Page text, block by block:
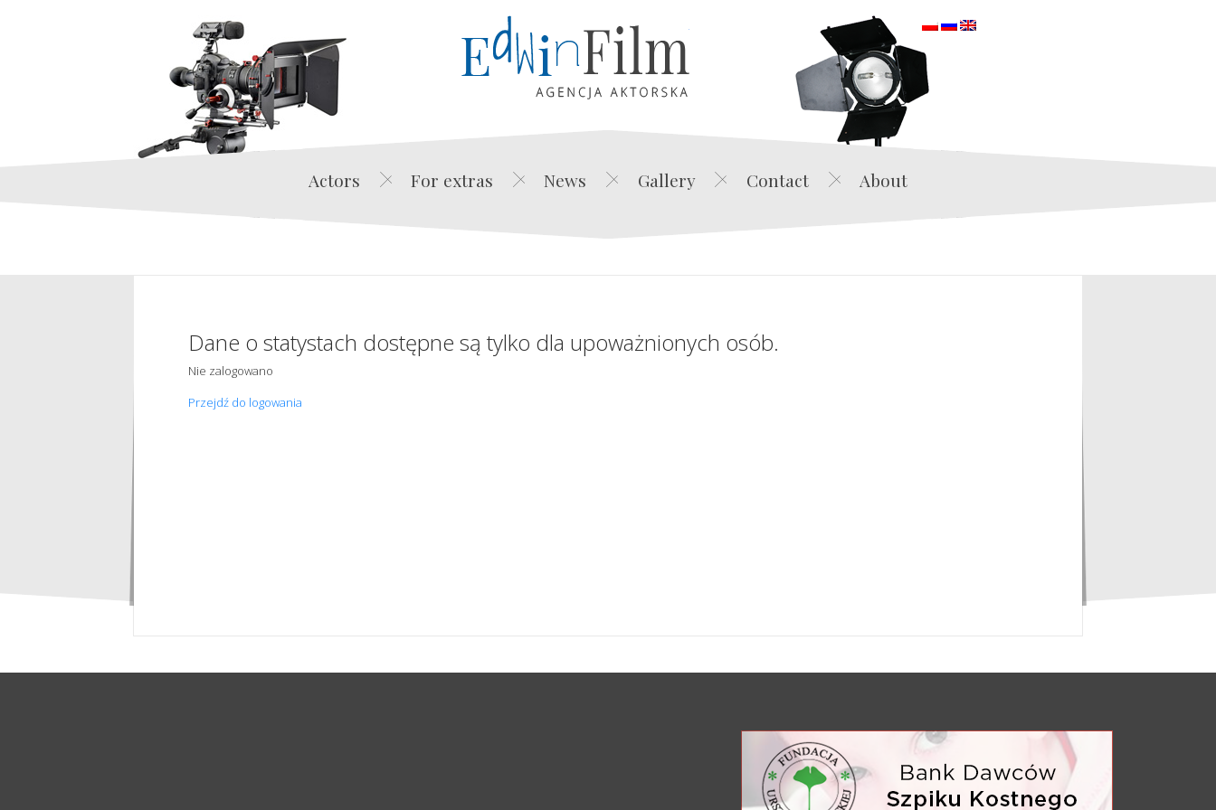
Edwin Film Agencja Aktorska
Actors For extras News Gallery Contact About
Dane o statystach dostępne są tylko dla upoważnionych osób.
Nie zalogowano
Przejdź do logowania